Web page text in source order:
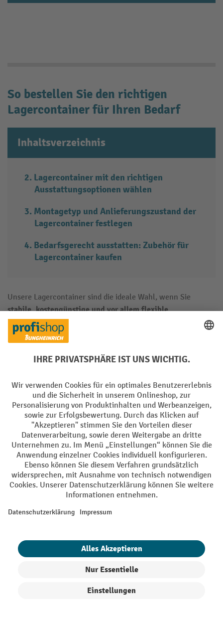
So bestellen Sie den richtigen
Lagercontainer für Ihren Bedarf
Inhaltsverzeichnis
Lagercontainer mit den richtigen
Ausstattungsoptionen wählen
Montagetyp und Anlieferungszustand der
Lagercontainer festlegen
Bedarfsgerecht ausstatten: Zubehör für
Lagercontainer kaufen
Unsere Lagercontainer sind die ideale Wahl, wenn Sie
stabile, kostengünstige und vor allem flexible
Lagerlösungenfür Ihr Betriebsgelände, für Baustellen oder
den privaten Bereich suchen. In den praktischen
Materialcontainern für den Außenbereich verwahren Sie
Bauwerkzeuge und Arbeitsmittel diebstahlsicher, bringen
und Zubehör, für die im betrieblichen Lager vorübergehend
kein Platz ist.
Die aus verzinktem Trapezstahlblech hergestellten
Lagercontainer aus unserem Sortiment überzeugen mit
vielen Vorteilen:
Maximale Flexibilität: Kaum eine andere Lagerlösung
ist so flexibel wie unsere kleinen und großen
Lagercontainer. Sie bestellen die Container bei
Jungheinrich PROFISHOP als zerlegbare oder
vormontierte Varianten, die sich jederzeit abbauen und
darüber hinaus unkompliziert versetzt werden. Ein
Fundament ist bei den meisten Ausführungen nicht
verfügbaren Zubehör für Lagercontainer konfigurieren